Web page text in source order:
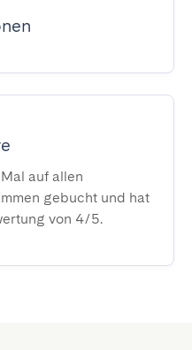
auf allen
gebucht und hat
von 4/5.